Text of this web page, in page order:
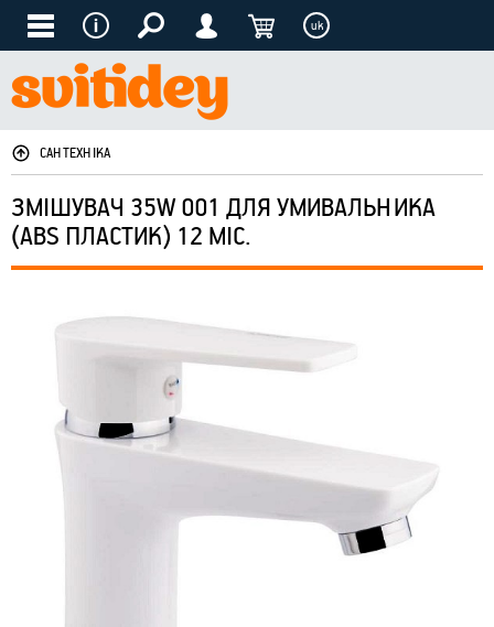
uk
САНТЕХНІКА
ЗМІШУВАЧ 35W 001 ДЛЯ УМИВАЛЬНИКА
(ABS ПЛАСТИК) 12 МІС.